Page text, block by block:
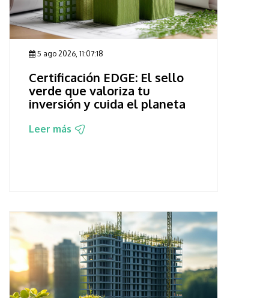
5 ago 2026, 11:07:18
Certificación EDGE: El sello
verde que valoriza tu
inversión y cuida el planeta
Leer más